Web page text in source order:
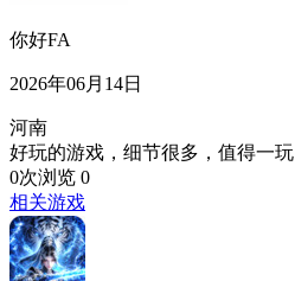
你好FA
2026年06月14日
河南
好玩的游戏，细节很多，值得一玩
0次浏览 0
相关游戏